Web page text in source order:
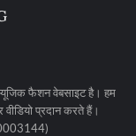
फैशन वेबसाइट है। हम
प्रदान करते हैं।